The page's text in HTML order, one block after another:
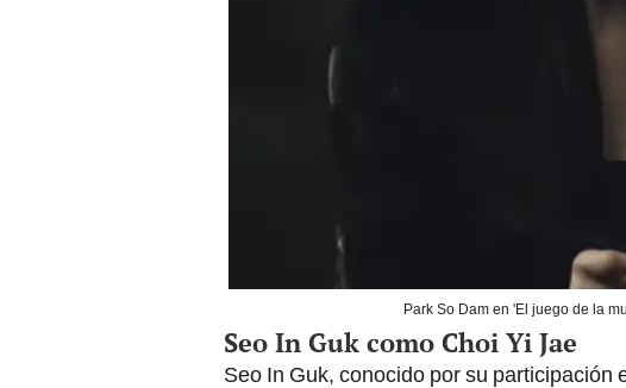
Park So Dam en 'El juego de la
Seo In Guk como Choi Yi Jae
Seo In Guk, conocido por su participación